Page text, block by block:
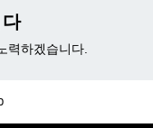
력하겠습니다.